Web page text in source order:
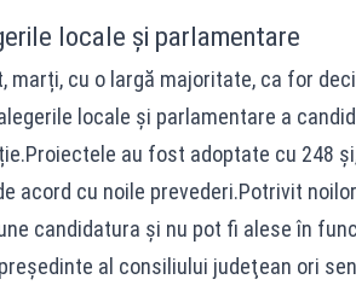
locale și parlamentare
marți, cu o largă majoritate, ca for
locale și parlamentare a
au fost adoptate cu 248
acord cu noile prevederi.Potrivit
candidatura și nu pot fi alese în
al consiliului judeţean ori